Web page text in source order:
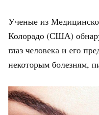
Ученые из
Колорадо (США)
глаз человека и его
некоторым болезням,